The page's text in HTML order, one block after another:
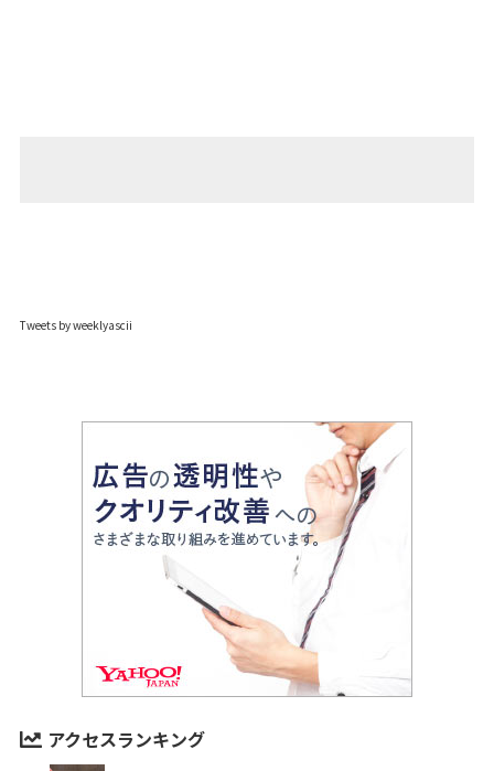
Tweets by weeklyascii
アクセスランキング